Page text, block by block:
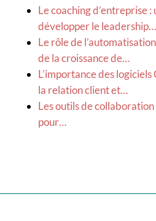
Le coaching d’entreprise
développer le leadership…
Le rôle de
de la croissance de…
L’importance des
la relation client et…
Les outils de
pour…